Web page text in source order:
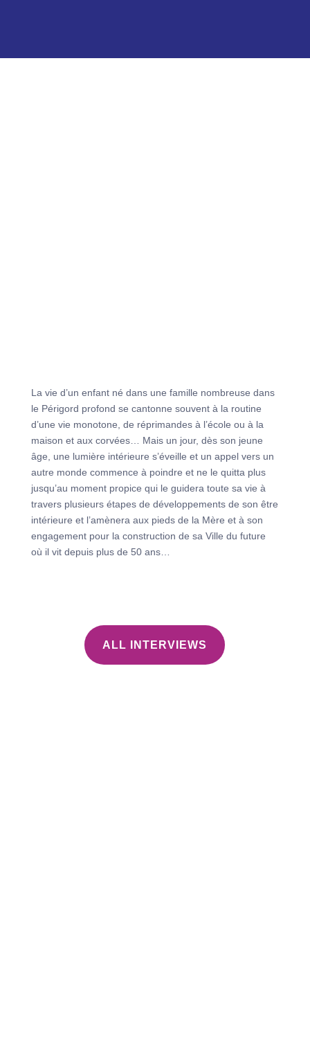
La vie d’un enfant né dans une famille nombreuse dans
le Périgord profond se cantonne souvent à la routine
d’une vie monotone, de réprimandes à l’école ou à la
maison et aux corvées… Mais un jour, dès son jeune
âge, une lumière intérieure s’éveille et un appel vers un
autre monde commence à poindre et ne le quitta plus
jusqu’au moment propice qui le guidera toute sa vie à
travers plusieurs étapes de développements de son être
intérieure et l’amènera aux pieds de la Mère et à son
engagement pour la construction de sa Ville du future
où il vit depuis plus de 50 ans…
ALL INTERVIEWS